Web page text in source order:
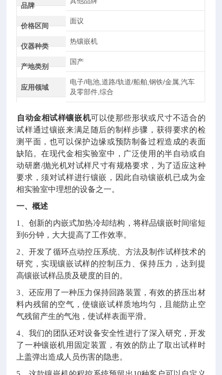
品牌
价格区间
面议
仪器种类
热镶嵌机
产地类别
国产
应用领域
电子/电池,道路/轨道/船舶,钢铁/金属,汽车
及零部件,综合
自动金相试样镶嵌机可以使那些形状或尺寸不适合的
试样通过镶嵌来满足随后的制样步骤，获得要求的检
测平面，也可以保护边缘或预防制备过程造成的表面
缺陷。在现代金相实验室中，广泛使用的半自动或自
动研磨/抛光机对试样尺寸有规格要求，为了适应这种
要求，须对试样进行镶嵌，因此自动镶嵌机已成为金
相实验室中理想的设备之一。
一、概述
1、创新的内嵌式加热冷却结构，将样品镶嵌时间缩短
到6分钟，大大提高了工作效率。
2、开发了循环点动控压系统、方法及制作试样技术的
研究，实现镶嵌试样的控制压力、保持压力，达到提
高镶嵌试样品质及硬度的目的。
3、还应用了一种压力保持回路装置，有效的挤压出材
料内残留的空气，使镶嵌试样质地均匀，且能防止空
气残留产生的气泡，使试样表面平滑。
4、我们的团队还对设备安全性进行了深入研究，开发
了一种镶嵌机用固定装置，有效的防止了取出试样时
上盖弹出造成人员伤害的隐患。